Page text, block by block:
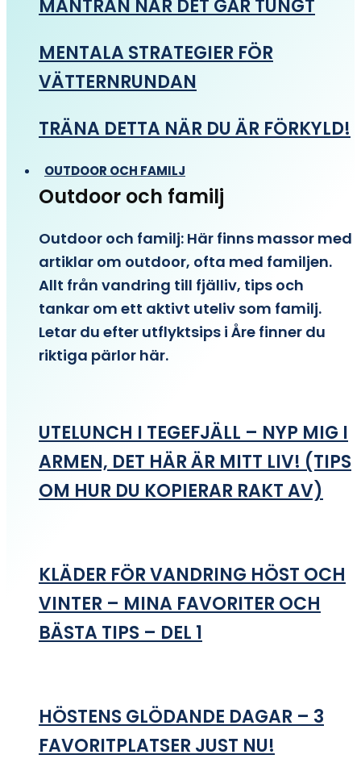
MANTRAN NÄR DET GÅR TUNGT
MENTALA STRATEGIER FÖR
VÄTTERNRUNDAN
TRÄNA DETTA NÄR DU ÄR FÖRKYLD!
OUTDOOR OCH FAMILJ
Outdoor och familj
Outdoor och familj: Här finns massor med
artiklar om outdoor, ofta med familjen.
Allt från vandring till fjälliv, tips och
tankar om ett aktivt uteliv som familj.
Letar du efter utflyktsips i Åre finner du
riktiga pärlor här.
UTELUNCH I TEGEFJÄLL – NYP MIG I
ARMEN, DET HÄR ÄR MITT LIV! (TIPS
OM HUR DU KOPIERAR RAKT AV)
KLÄDER FÖR VANDRING HÖST OCH
VINTER – MINA FAVORITER OCH
BÄSTA TIPS – DEL 1
HÖSTENS GLÖDANDE DAGAR – 3
FAVORITPLATSER JUST NU!